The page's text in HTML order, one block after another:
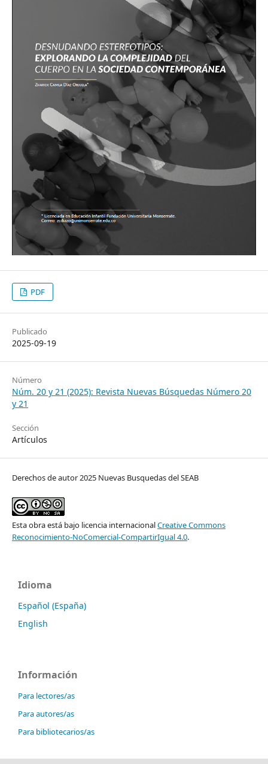
PDF
Publicado
2025-09-19
Número
Núm. 20 y 21 (2025): Revista Nuevas Búsquedas Número 20
y 21
Sección
Artículos
Derechos de autor 2025 Nuevas Busquedas del SEAB
Esta obra está bajo licencia internacionalCreative Commons
Reconocimiento-NoComercial-CompartirIgual 4.0.
Idioma
Español (España)
English
Información
Para lectores/as
Para autores/as
Para bibliotecarios/as